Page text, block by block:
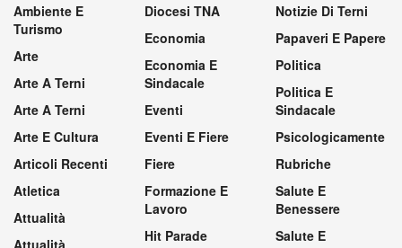
Ambiente E
Turismo
Arte
Arte A Terni
Arte A Terni
Arte E Cultura
Articoli Recenti
Atletica
Attualità
Attualità
Diocesi TNA
Economia
Economia E
Sindacale
Eventi
Eventi E Fiere
Fiere
Formazione E
Lavoro
Hit Parade
Notizie Di Terni
Papaveri E Papere
Politica
Politica E
Sindacale
Psicologicamente
Rubriche
Salute E
Benessere
Salute E